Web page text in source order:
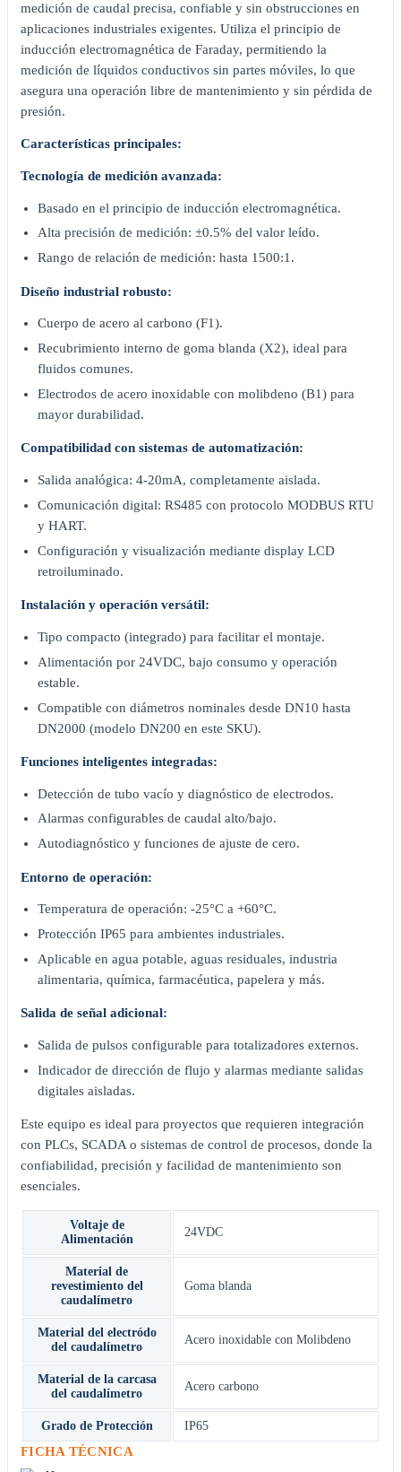
medición de caudal precisa, confiable y sin obstrucciones en
aplicaciones industriales exigentes. Utiliza el principio de
inducción electromagnética de Faraday, permitiendo la
medición de líquidos conductivos sin partes móviles, lo que
asegura una operación libre de mantenimiento y sin pérdida de
presión.
Características principales:
Tecnología de medición avanzada:
Basado en el principio de inducción electromagnética.
Alta precisión de medición: ±0.5% del valor leído.
Rango de relación de medición: hasta 1500:1.
Diseño industrial robusto:
Cuerpo de acero al carbono (F1).
Recubrimiento interno de goma blanda (X2), ideal para
fluidos comunes.
Electrodos de acero inoxidable con molibdeno (B1) para
mayor durabilidad.
Compatibilidad con sistemas de automatización:
Salida analógica: 4-20mA, completamente aislada.
Comunicación digital: RS485 con protocolo MODBUS RTU
y HART.
Configuración y visualización mediante display LCD
retroiluminado.
Instalación y operación versátil:
Tipo compacto (integrado) para facilitar el montaje.
Alimentación por 24VDC, bajo consumo y operación
estable.
Compatible con diámetros nominales desde DN10 hasta
DN2000 (modelo DN200 en este SKU).
Funciones inteligentes integradas:
Detección de tubo vacío y diagnóstico de electrodos.
Alarmas configurables de caudal alto/bajo.
Autodiagnóstico y funciones de ajuste de cero.
Entorno de operación:
Temperatura de operación: -25°C a +60°C.
Protección IP65 para ambientes industriales.
Aplicable en agua potable, aguas residuales, industria
alimentaria, química, farmacéutica, papelera y más.
Salida de señal adicional:
Salida de pulsos configurable para totalizadores externos.
Indicador de dirección de flujo y alarmas mediante salidas
digitales aisladas.
Este equipo es ideal para proyectos que requieren integración
con PLCs, SCADA o sistemas de control de procesos, donde la
confiabilidad, precisión y facilidad de mantenimiento son
esenciales.
Voltaje de
Alimentación
24VDC
Material de
revestimiento del
caudalímetro
Goma blanda
Material del electródo
del caudalímetro
Acero inoxidable con Molibdeno
Material de la carcasa
del caudalímetro
Acero carbono
Grado de Protección IP65
FICHA TÉCNICA